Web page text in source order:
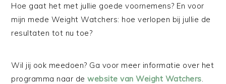
Hoe gaat het met jullie goede voornemens? En voor
mijn mede Weight Watchers: hoe verlopen bij jullie de
resultaten tot nu toe?
Wil jij ook meedoen? Ga voor meer informatie over het
programma naar dewebsite van Weight Watchers